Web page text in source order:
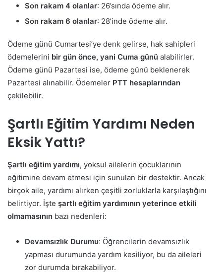
Son rakam 4 olanlar: 26’sında ödeme alır.
Son rakam 6 olanlar: 28’inde ödeme alır.
Ödeme günü Cumartesi’ye denk gelirse, hak sahipleri
ödemelerini bir gün önce, yani Cuma günü alabilirler.
Ödeme günü Pazartesi ise, ödeme günü beklenerek
Pazartesi alınabilir. Ödemeler PTT hesaplarından
çekilebilir.
Şartlı Eğitim Yardımı Neden
Eksik Yattı?
Şartlı eğitim yardımı, yoksul ailelerin çocuklarının
eğitimine devam etmesi için sunulan bir destektir. Ancak
birçok aile, yardımı alırken çeşitli zorluklarla karşılaştığını
belirtiyor. İşte şartlı eğitim yardımının yeterince etkili
olmamasının bazı nedenleri:
Devamsızlık Durumu: Öğrencilerin devamsızlık
yapması durumunda yardım kesiliyor, bu da aileleri
zor durumda bırakabiliyor.